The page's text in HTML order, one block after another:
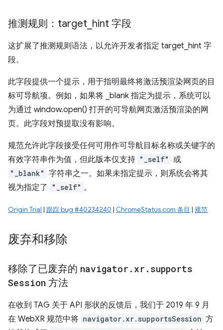
推测规则：target hint 字段
这扩展了推测规则语法，以允许开发者指定 target_hint 字
段。
此字段提供一个提示，用于指明最终将激活预渲染网页的目
标可导航项。例如，如果将 _blank 指定为提示，系统可以
为通过 window.open() 打开的可导航网页激活预渲染的网
页。此字段对预提取没有影响。
规范允许此字段接受任何可用作可导航目标名称或关键字的
有效字符串作为值，但此版本仅支持 "_self" 或
"_blank" 字符串之一。如果未指定提示，则系统会将其
视为指定了
"_self" 。
Origin Trial | 跟踪 bug #40234240 | ChromeStatus.com 条目 | 规范
废弃和移除
移除了已废弃的 navigator . xr . supports
Session 方法
在收到 TAG 关于 API 形状的反馈后，我们于 2019 年 9 月
在 WebXR 规范中将 navigator.xr.supportsSession 方